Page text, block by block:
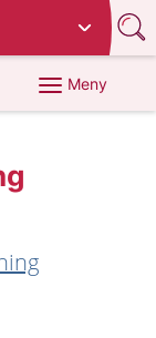
Meny